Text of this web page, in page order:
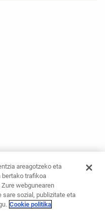
areagotzeko eta
bertako trafikoa
webgunearen
sare sozial, publizitate eta
Cookie politika